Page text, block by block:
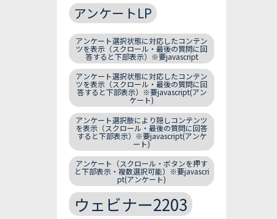
アンケートLP
アンケート選択状態に対応したコンテン
ツを表示（スクロール・最後の質問に回
答すると下部表示）※要javascript
アンケート選択状態に対応したコンテン
ツを表示（スクロール・最後の質問に回
答すると下部表示）※要javascript(アン
ケート)
アンケート選択肢により隠しコンテンツ
を表示（スクロール・最後の質問に回答
すると下部表示）※要javascript(アンケ
ート)
アンケート（スクロール・ボタンを押す
と下部表示・複数選択可能）※要javascri
pt(アンケート)
ウェビナー2203